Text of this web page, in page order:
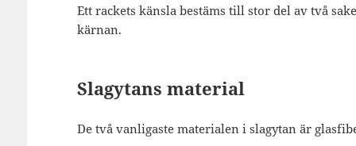
Ett rackets känsla bestäms till stor del av två
kärnan.
Slagytans material
De två vanligaste materialen i slagytan är